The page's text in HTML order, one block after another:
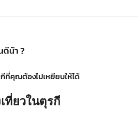
ดีน้า ?
ที่คุณต้องไปเหยียบให้ได้
ที่ยวในตุรกี